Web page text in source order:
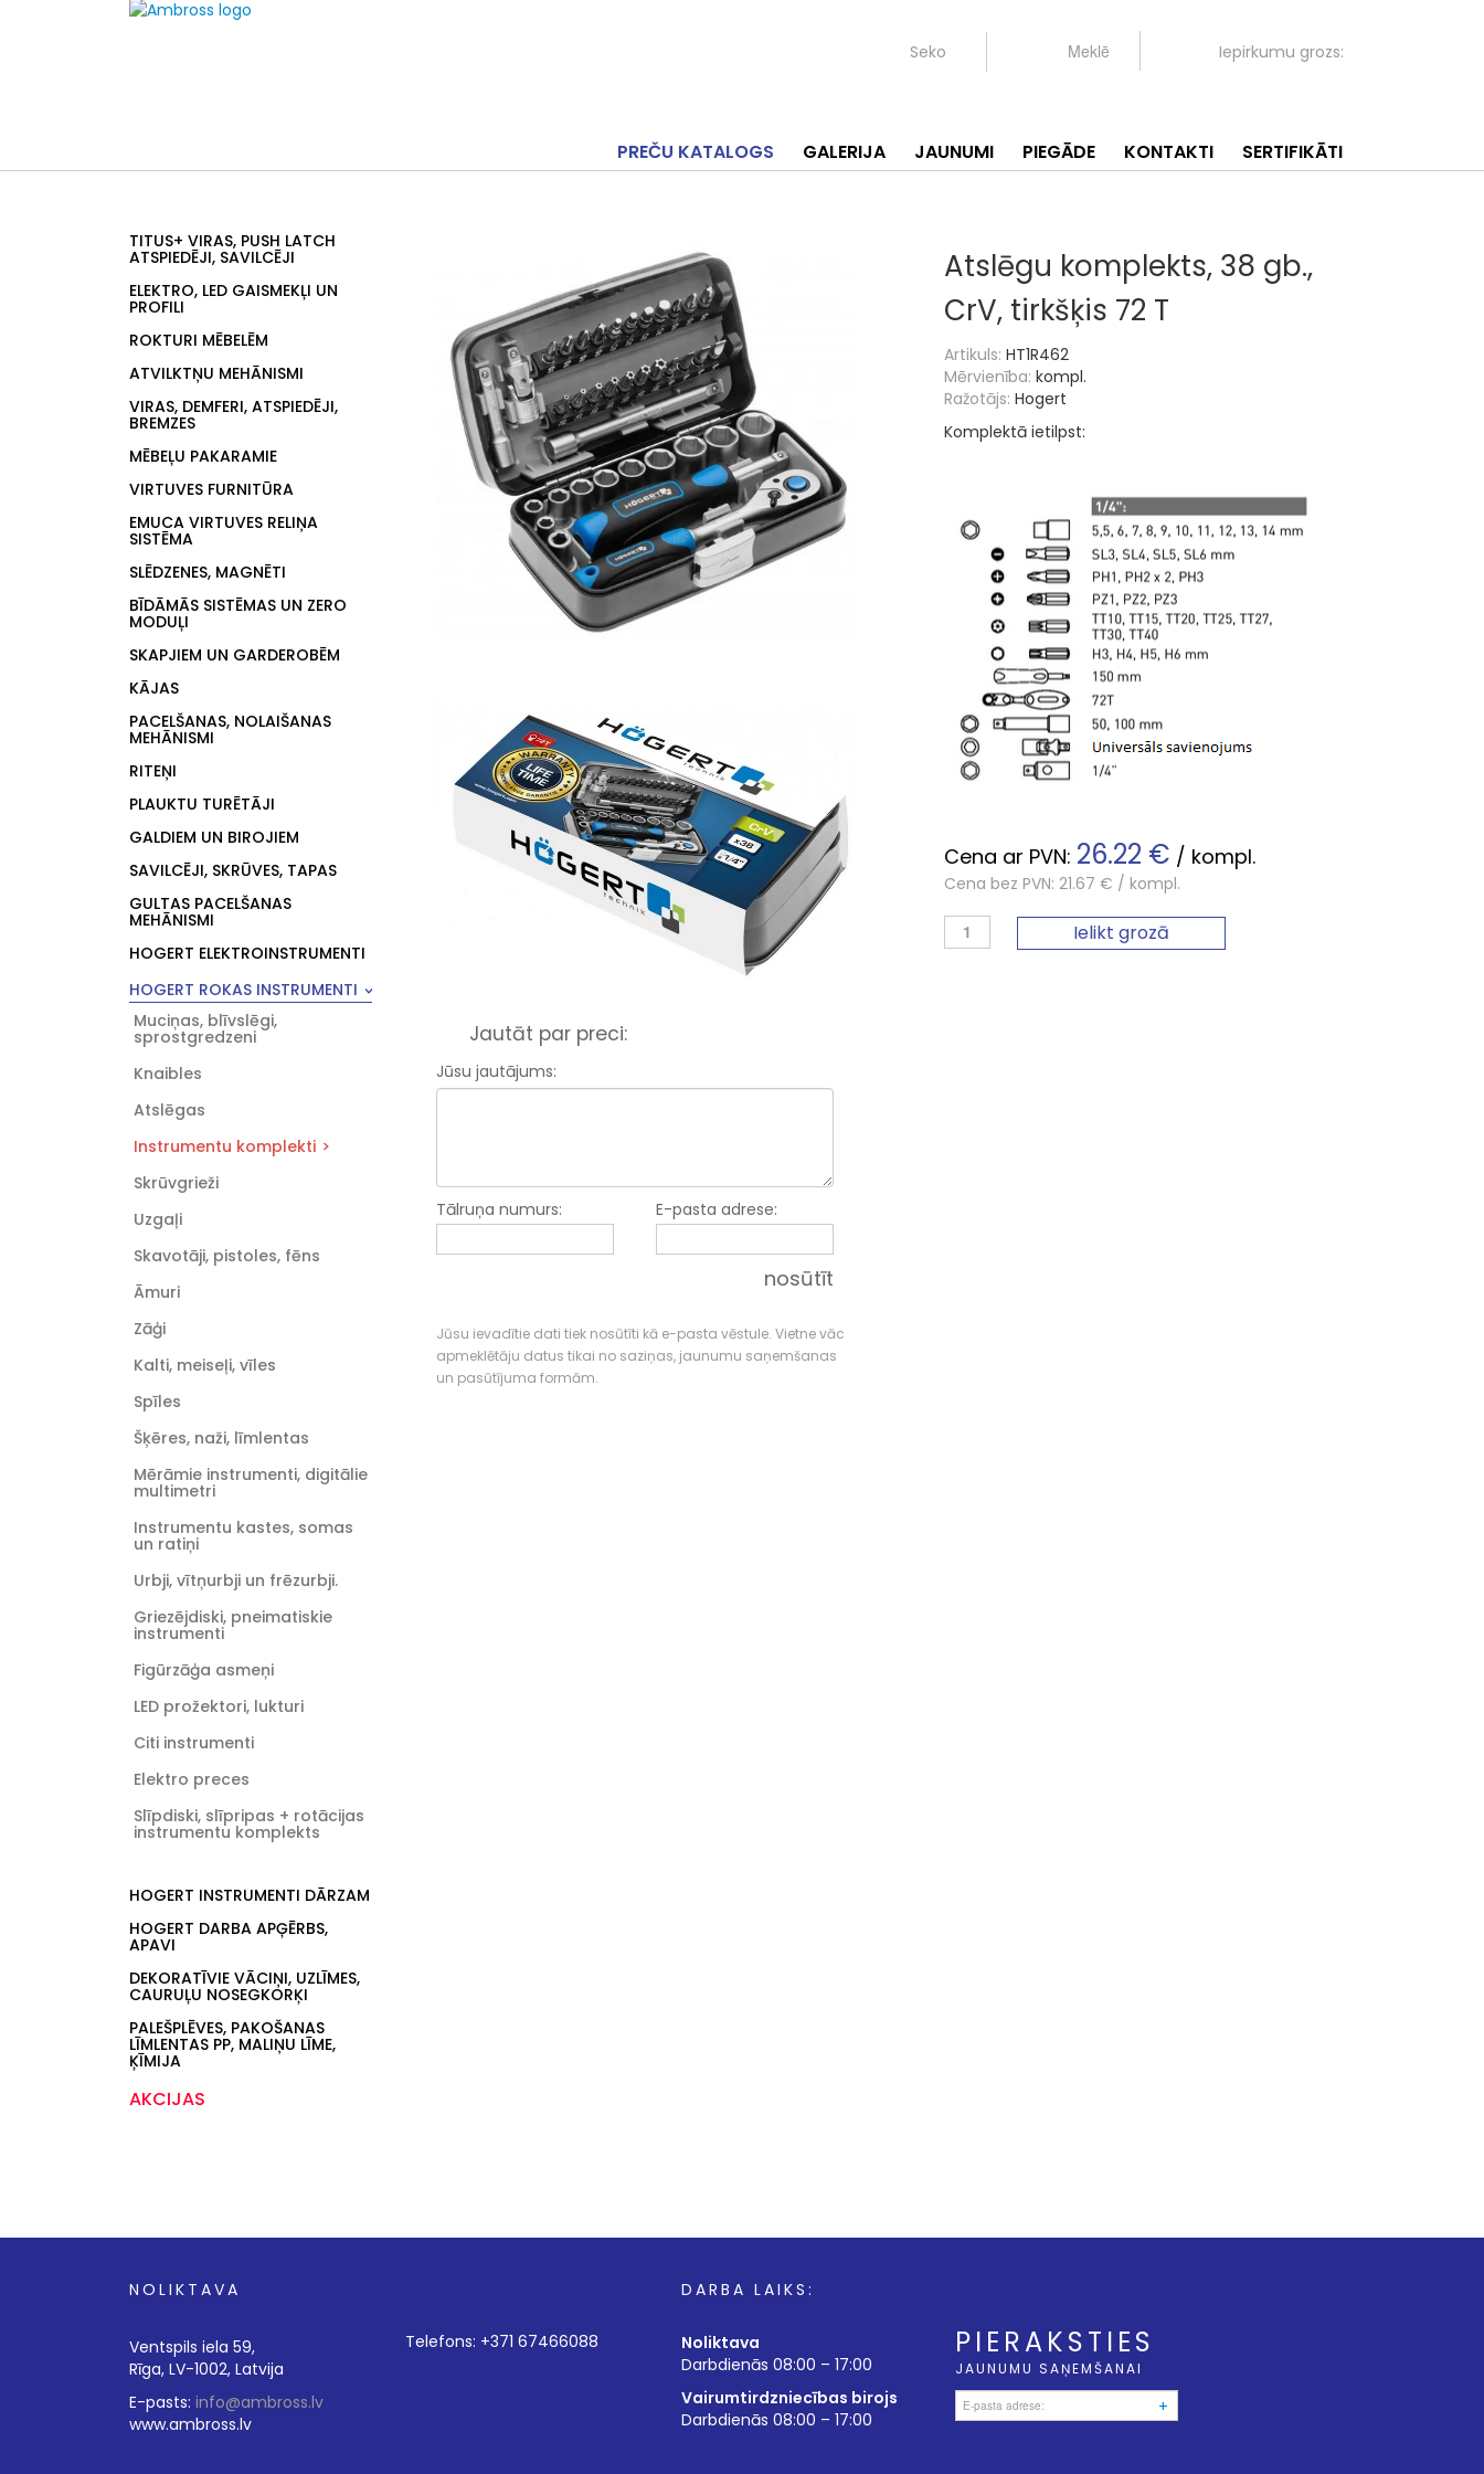
Seko Iepirkumu grozs:
PREČU KATALOGS GALERIJA JAUNUMI PIEGĀDE KONTAKTI SERTIFIKĀTI
TITUS+ VIRAS, PUSH LATCH
ATSPIEDĒJI, SAVILCĒJI
ELEKTRO, LED GAISMEKĻI UN
PROFILI
ROKTURI MĒBELĒM
ATVILKTŅU MEHĀNISMI
VIRAS, DEMFERI, ATSPIEDĒJI,
BREMZES
MĒBEĻU PAKARAMIE
VIRTUVES FURNITŪRA
EMUCA VIRTUVES RELIŅA
SISTĒMA
SLĒDZENES, MAGNĒTI
BĪDĀMĀS SISTĒMAS UN ZERO
MODUĻI
SKAPJIEM UN GARDEROBĒM
KĀJAS
PACELŠANAS, NOLAIŠANAS
MEHĀNISMI
RITEŅI
PLAUKTU TURĒTĀJI
GALDIEM UN BIROJIEM
SAVILCĒJI, SKRŪVES, TAPAS
GULTAS PACELŠANAS
MEHĀNISMI
HOGERT ELEKTROINSTRUMENTI
HOGERT ROKAS INSTRUMENTI
Muciņas, blīvslēgi,
sprostgredzeni
Knaibles
Atslēgas
Instrumentu komplekti
Skrūvgrieži
Uzgaļi
Skavotāji, pistoles, fēns
Āmuri
Zāģi
Kalti, meiseļi, vīles
Spīles
Šķēres, naži, līmlentas
Mērāmie instrumenti, digitālie
multimetri
Instrumentu kastes, somas
un ratiņi
Urbji, vītņurbji un frēzurbji.
Griezējdiski, pneimatiskie
instrumenti
Figūrzāģa asmeņi
LED prožektori, lukturi
Citi instrumenti
Elektro preces
Slīpdiski, slīpripas + rotācijas
instrumentu komplekts
HOGERT INSTRUMENTI DĀRZAM
HOGERT DARBA APĢĒRBS,
APAVI
DEKORATĪVIE VĀCIŅI, UZLĪMES,
CAURUĻU NOSEGKORĶI
PALEŠPLĒVES, PAKOŠANAS
LĪMLENTAS PP, MALIŅU LĪME,
ĶĪMIJA
AKCIJAS
Atslēgu komplekts, 38 gb.,
CrV, tirkšķis 72 T
Artikuls: HT1R462
Mērvienība: kompl.
Ražotājs: Hogert
Komplektā ietilpst:
Cena ar PVN: 26.22 € / kompl.
Cena bez PVN: 21.67 € / kompl.
Ielikt grozā
Jautāt par preci:
Jūsu jautājums:
Tālruņa numurs: E-pasta adrese:
nosūtīt
Jūsu ievadītie dati tiek nosūtīti kā e-pasta vēstule. Vietne vāc
apmeklētāju datus tikai no saziņas, jaunumu saņemšanas
un pasūtījuma formām.
NOLIKTAVA
Ventspils iela 59,
Rīga, LV-1002, Latvija
E-pasts: info@ambross.lv
www.ambross.lv
Telefons: +371 67466088
DARBA LAIKS:
Noliktava
Darbdienās 08:00 – 17:00
Vairumtirdzniecības birojs
Darbdienās 08:00 – 17:00
PIERAKSTIES
JAUNUMU SAŅEMŠANAI
+